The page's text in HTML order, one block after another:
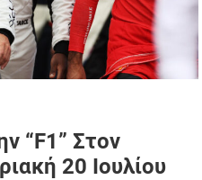
“F1” Στον
20 Ιουλίου